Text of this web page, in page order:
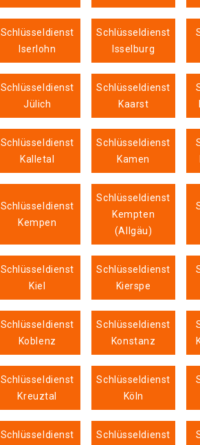
Schlüsseldienst
Iserlohn
Schlüsseldienst
Isselburg
Schlüsseldienst
Jülich
Schlüsseldienst
Kaarst
Schlüsseldienst
Kalletal
Schlüsseldienst
Kamen
Schlüsseldienst
Kempen
Schlüsseldienst
Kempten
(Allgäu)
Schlüsseldienst
Kiel
Schlüsseldienst
Kierspe
Schlüsseldienst
Koblenz
Schlüsseldienst
Konstanz
Schlüsseldienst
Kreuztal
Schlüsseldienst
Köln
Schlüsseldienst
Schlüsseldienst